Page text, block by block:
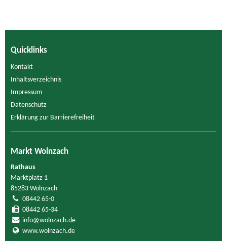
Quicklinks
Kontakt
Inhaltsverzeichnis
Impressum
Datenschutz
Erklärung zur Barrierefreiheit
Markt Wolnzach
Rathaus
Marktplatz 1
85283 Wolnzach
08442 65-0
08442 65-34
info@wolnzach.de
www.wolnzach.de